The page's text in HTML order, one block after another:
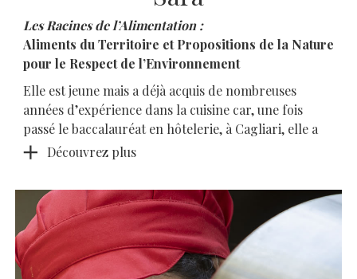
Les Racines de l’Alimentation :
Aliments du Territoire et Propositions de la Nature
pour le Respect de l’Environnement
Elle est jeune mais a déjà acquis de nombreuses
années d’expérience dans la cuisine car, une fois
passé le baccalauréat en hôtelerie, à Cagliari, elle a
Découvrez plus